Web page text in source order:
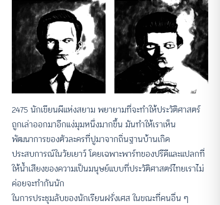
2475 นักเขียนผีแห่งสยาม พยายามที่จะทำให้ประวัติศาสตร์
ถูกเล่าออกมาอีกแง่มุมหนึ่งมากขึ้น มันทำให้เราเห็น
พัฒนาการของตัวละครที่ปูมาจากถิ่นฐานบ้านเกิด
ประสบการณ์ในวัยเยาว์ โดยเฉพาะพาร์ทของปรีดีและแปลกที่
ให้น้ำเสียงของความเป็นมนุษย์แบบที่ประวัติศาสตร์ไทยเราไม่
ค่อยจะทำกันนัก
ในการประชุมลับของนักเรียนฝรั่งเศส ในขณะที่คนอื่น ๆ